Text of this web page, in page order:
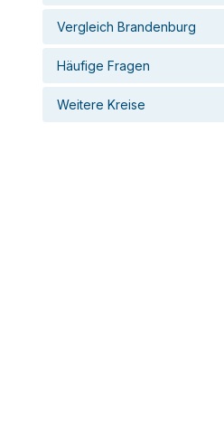
Vergleich Brandenburg
Häufige Fragen
Weitere Kreise